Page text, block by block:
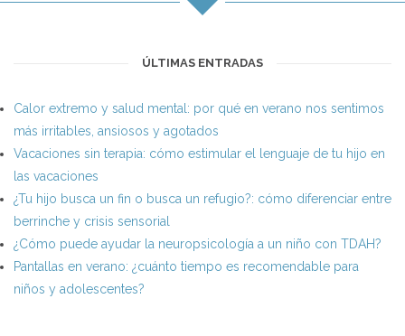
ÚLTIMAS ENTRADAS
Calor extremo y salud mental: por qué en verano nos sentimos
más irritables, ansiosos y agotados
Vacaciones sin terapia: cómo estimular el lenguaje de tu hijo en
las vacaciones
¿Tu hijo busca un fin o busca un refugio?: cómo diferenciar entre
berrinche y crisis sensorial
¿Cómo puede ayudar la neuropsicología a un niño con TDAH?
Pantallas en verano: ¿cuánto tiempo es recomendable para
niños y adolescentes?